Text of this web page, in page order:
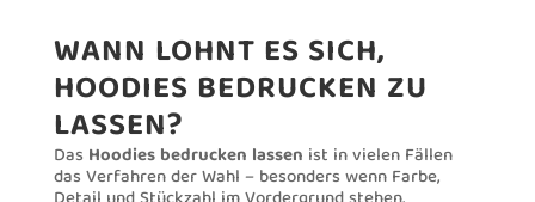
WANN LOHNT ES SICH,
HOODIES BEDRUCKEN ZU
LASSEN?
Das Hoodies bedrucken lassen ist in vielen Fällen
das Verfahren der Wahl – besonders wenn Farbe,